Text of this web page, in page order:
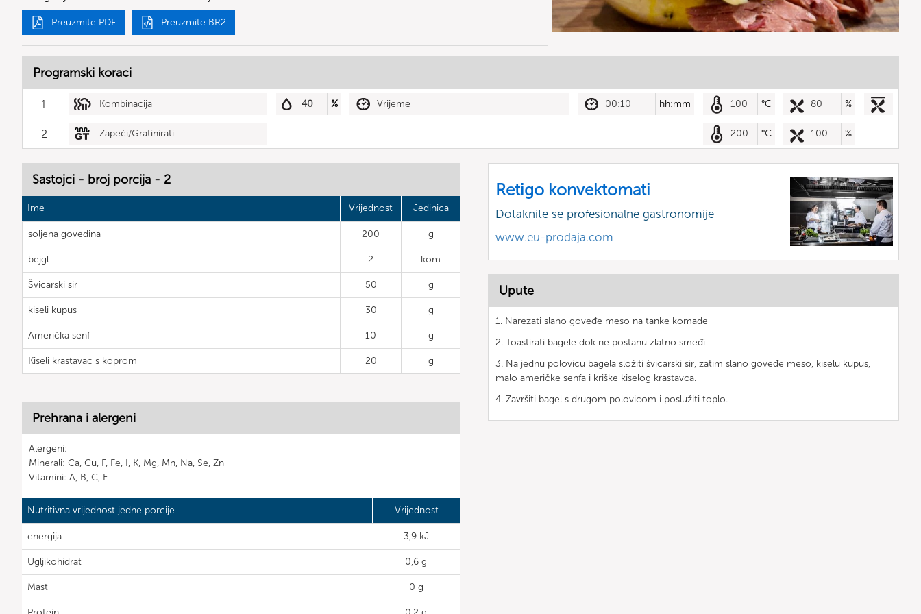
Preuzmite PDF Preuzmite BR2
Programski koraci
1 Kombinacija 40 % Vrijeme 00:10 hh:mm 100 °C 80 %
2 Zapeći/Gratinirati 200 °C 100 %
Sastojci - broj porcija - 2
Ime Vrijednost Jedinica
soljena govedina 200 g
bejgl 2 kom
Švicarski sir 50 g
kiseli kupus 30 g
Američka senf 10 g
Kiseli krastavac s koprom 20 g
Prehrana i alergeni
Alergeni:
Minerali: Ca, Cu, F, Fe, I, K, Mg, Mn, Na, Se, Zn
Vitamini: A, B, C, E
Nutritivna vrijednost jedne porcije Vrijednost
energija 3,9 kJ
Ugljikohidrat 0,6 g
Mast 0 g
Retigo konvektomati
Dotaknite se profesionalne gastronomije
www.eu-prodaja.com
Upute
1. Narezati slano goveđe meso na tanke komade
2. Toastirati bagele dok ne postanu zlatno smeđi
3. Na jednu polovicu bagela složiti švicarski sir, zatim slano goveđe meso, kiselu kupus,
malo američke senfa i kriške kiselog krastavca.
4. Završiti bagel s drugom polovicom i poslužiti toplo.